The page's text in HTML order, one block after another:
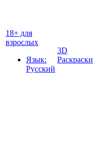
18+ для
взрослых
Язык:
Русский
3D
Раскраски